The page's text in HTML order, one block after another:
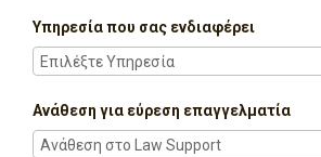
Υπηρεσία που σας ενδιαφέρει
Ανάθεση για εύρεση επαγγελματία